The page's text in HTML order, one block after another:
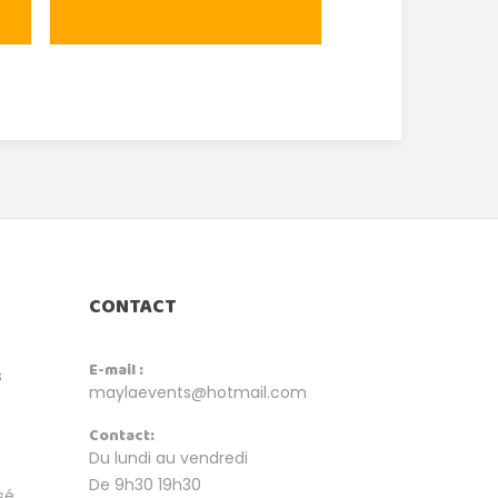
CONTACT
E-mail :
maylaevents@hotmail.com
Contact:
Du lundi au vendredi
De 9h30 19h30